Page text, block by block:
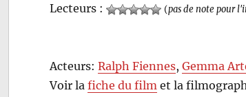
Lecteurs : (pas de note pour
Acteurs:Ralph Fiennes,Gemma
Voir lafiche du film et la